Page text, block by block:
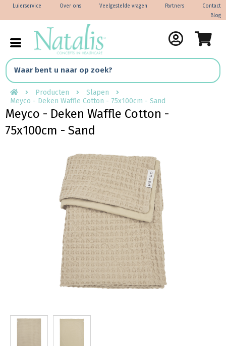
Contact
Partners
Veelgestelde vragen
Over ons
Luierservice
Blog
Producten
Slapen
Meyco - Deken Waffle Cotton - 75x100cm - Sand
Meyco - Deken Waffle Cotton -
75x100cm - Sand